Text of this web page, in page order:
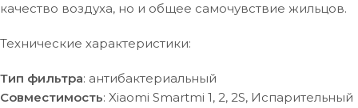
качество воздуха, но и общее самочувствие жильцов.
Технические характеристики:
Тип фильтра: антибактериальный
Совместимость: Xiaomi Smartmi 1, 2, 2S, Испарительный